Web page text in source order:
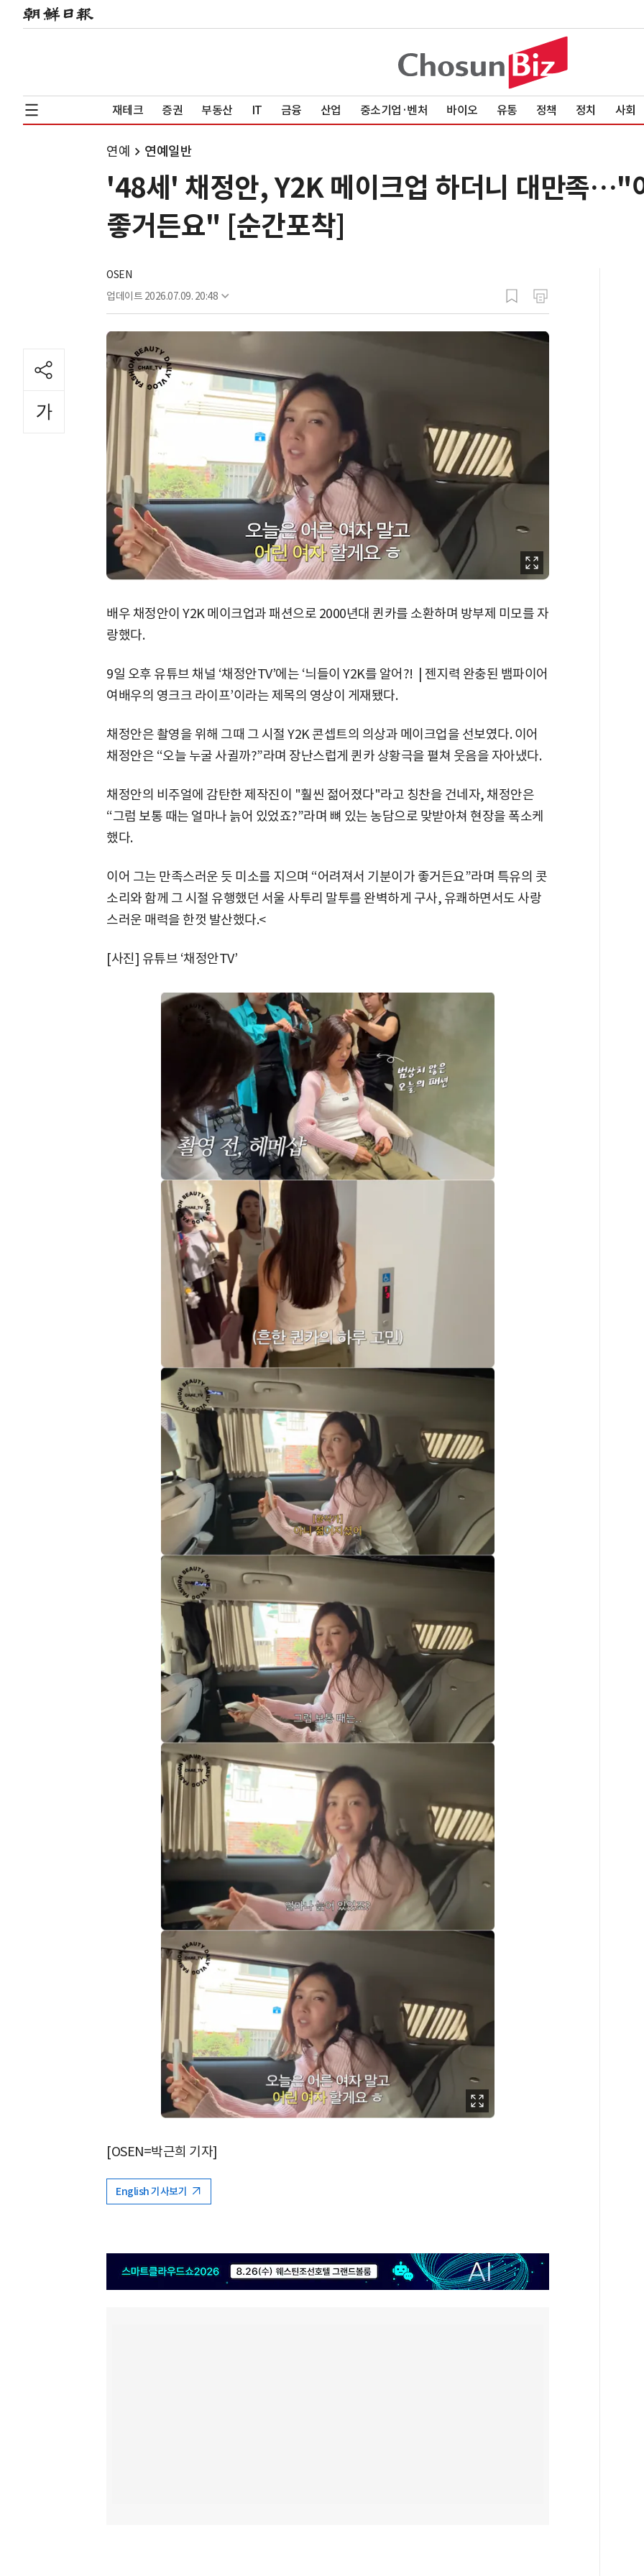
재테크 증권 부동산 IT 금융 산업 중소기업·벤처 바이오 유통 정책 정치 사회
연예 연예일반
'48세' 채정안, Y2K 메이크업 하더니 대만족…"
좋거든요" [순간포착]
OSEN
업데이트 2026.07.09. 20:48
배우 채정안이 Y2K 메이크업과 패션으로 2000년대 퀸카를 소환하며 방부제 미모를 자
랑했다.
9일 오후 유튜브 채널 ‘채정안TV’에는 ‘늬들이 Y2K를 알어?! | 젠지력 완충된 뱀파이어
여배우의 영크크 라이프’이라는 제목의 영상이 게재됐다.
채정안은 촬영을 위해 그때 그 시절 Y2K 콘셉트의 의상과 메이크업을 선보였다. 이어
채정안은 “오늘 누굴 사귈까?”라며 장난스럽게 퀸카 상황극을 펼쳐 웃음을 자아냈다.
채정안의 비주얼에 감탄한 제작진이 "훨씬 젊어졌다"라고 칭찬을 건네자, 채정안은
“그럼 보통 때는 얼마나 늙어 있었죠?”라며 뼈 있는 농담으로 맞받아쳐 현장을 폭소케
했다.
이어 그는 만족스러운 듯 미소를 지으며 “어려져서 기분이가 좋거든요”라며 특유의 콧
소리와 함께 그 시절 유행했던 서울 사투리 말투를 완벽하게 구사, 유쾌하면서도 사랑
스러운 매력을 한껏 발산했다.<
[사진] 유튜브 ‘채정안TV’
[OSEN=박근희 기자]
English 기사보기